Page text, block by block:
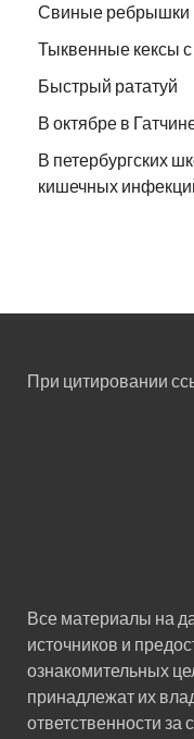
Свиные ребрышки
Тыквенные кексы
Быстрый рататуй
В октябре в
В петербургских
кишечных
При цитировании
Все материалы на
источников и
ознакомительных
принадлежат их
ответственности